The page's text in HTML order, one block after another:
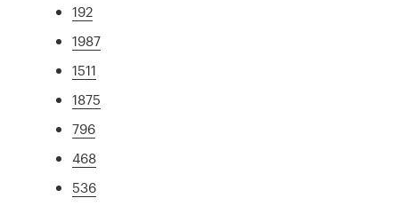
192
1987
1511
1875
796
468
536